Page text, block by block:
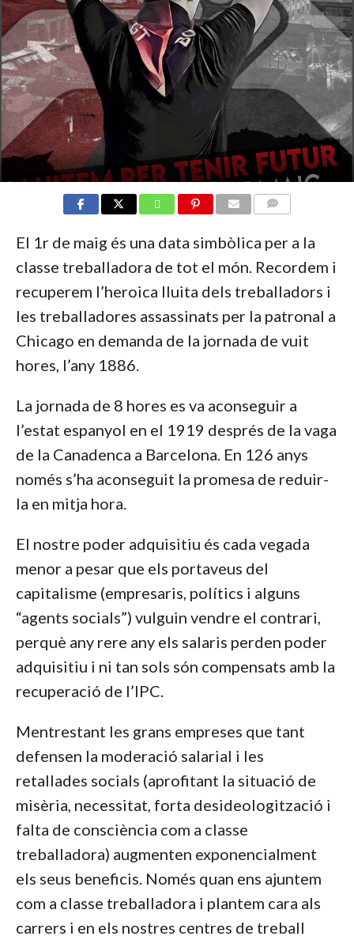
El 1r de maig és una data simbòlica per a la
classe treballadora de tot el món. Recordem i
recuperem l’heroica lluita dels treballadors i
les treballadores assassinats per la patronal a
Chicago en demanda de la jornada de vuit
hores, l’any 1886.
La jornada de 8 hores es va aconseguir a
l’estat espanyol en el 1919 després de la vaga
de la Canadenca a Barcelona. En 126 anys
només s’ha aconseguit la promesa de reduir-
la en mitja hora.
El nostre poder adquisitiu és cada vegada
menor a pesar que els portaveus del
capitalisme (empresaris, polítics i alguns
“agents socials”) vulguin vendre el contrari,
perquè any rere any els salaris perden poder
adquisitiu i ni tan sols són compensats amb la
recuperació de l’IPC.
Mentrestant les grans empreses que tant
defensen la moderació salarial i les
retallades socials (aprofitant la situació de
misèria, necessitat, forta desideologització i
falta de consciència com a classe
treballadora) augmenten exponencialment
els seus beneficis. Només quan ens ajuntem
com a classe treballadora i plantem cara als
carrers i en els nostres centres de treball